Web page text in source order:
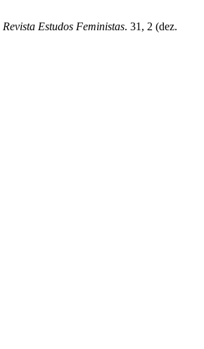
Revista Estudos Feministas. 31, 2 (dez.